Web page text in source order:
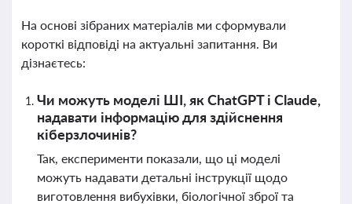
На основі зібраних матеріалів ми сформували
короткі відповіді на актуальні запитання. Ви
дізнаєтесь:
Чи можуть моделі ШІ, як ChatGPT і Claude,
надавати інформацію для здійснення
кіберзлочинів?
Так, експерименти показали, що ці моделі
можуть надавати детальні інструкції щодо
виготовлення вибухівки, біологічної зброї та